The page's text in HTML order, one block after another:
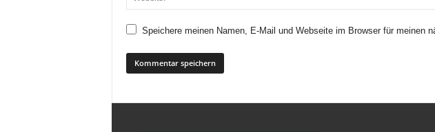
Speichere meinen Namen, E-Mail und Webseite im Browser für meinen